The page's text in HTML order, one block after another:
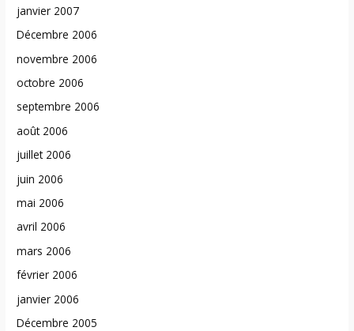
janvier 2007
Décembre 2006
novembre 2006
octobre 2006
septembre 2006
août 2006
juillet 2006
juin 2006
mai 2006
avril 2006
mars 2006
février 2006
janvier 2006
Décembre 2005